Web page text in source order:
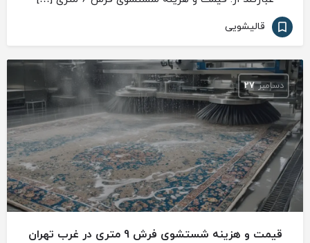
قالیشویی
دسامبر 27
قیمت و هزینه شستشوی فرش 9 متری در غرب تهران